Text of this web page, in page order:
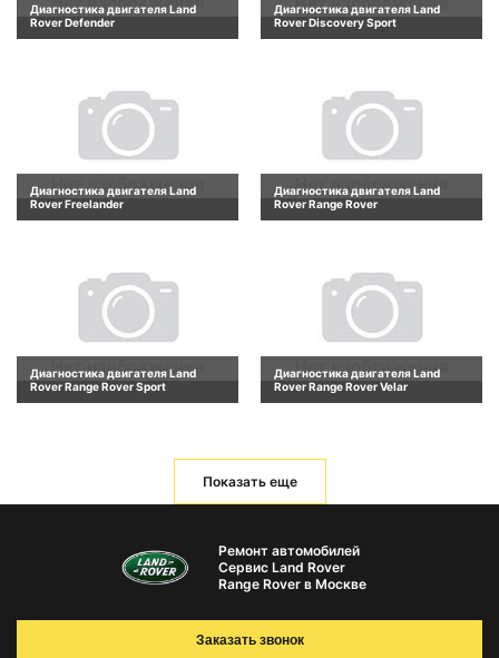
Диагностика двигателя Land
Rover Defender
Диагностика двигателя Land
Rover Discovery Sport
Диагностика двигателя Land
Rover Freelander
Диагностика двигателя Land
Rover Range Rover
Диагностика двигателя Land
Rover Range Rover Sport
Диагностика двигателя Land
Rover Range Rover Velar
Показать еще
Ремонт автомобилей
Сервис Land Rover
Range Rover в Москве
Заказать звонок